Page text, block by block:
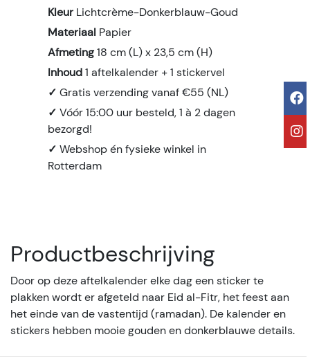
Kleur Lichtcrème-Donkerblauw-Goud
Materiaal Papier
Afmeting18 cm (L) x 23,5 cm (H)
Inhoud1 aftelkalender + 1 stickervel
✓Gratis verzending vanaf €55 (NL)
✓Vóór 15:00 uur besteld, 1 à 2 dagen
bezorgd!
✓Webshop én fysieke winkel in
Rotterdam
Productbeschrijving
Door op deze aftelkalender elke dag een sticker te
plakken wordt er afgeteld naar Eid al-Fitr, het feest aan
het einde van de vastentijd (ramadan). De kalender en
stickers hebben mooie gouden en donkerblauwe details.